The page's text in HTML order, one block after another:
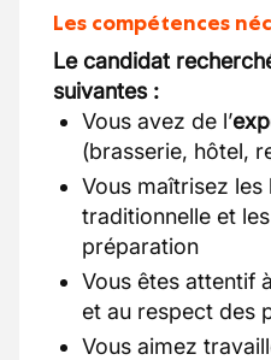
Les compétences
Le candidat
suivantes :
Vous avez de l’
(brasserie, hôtel,
Vous maîtrisez les
traditionnelle et
préparation
Vous êtes attentif
et au respect des
Vous aimez